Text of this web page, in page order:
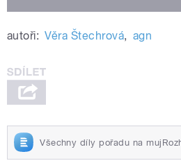
autoři: Věra Štechrová, agn
Všechny díly pořadu na